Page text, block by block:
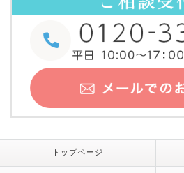
トップページ